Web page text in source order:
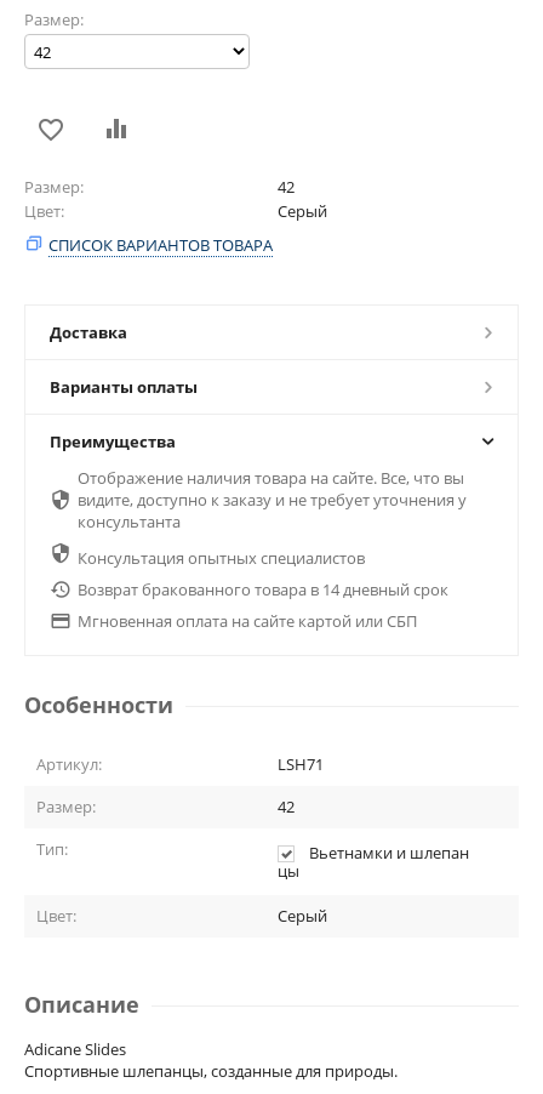
Размер:
Размер
42
Цвет
Серый
СПИСОК ВАРИАНТОВ ТОВАРА
Доставка
Варианты оплаты
Преимущества

Отображение наличия товара на сайте. Все, что вы
видите, доступно к заказу и не требует уточнения у
консультанта
 Консультация опытных специалистов
 Возврат бракованного товара в 14 дневный срок
 Мгновенная оплата на сайте картой или СБП
Особенности
Артикул:
LSH71
Размер:
42
Тип:
Вьетнамки и шлепан
цы
Цвет: Серый
Описание
Adicane Slides
Спортивные шлепанцы, созданные для природы.